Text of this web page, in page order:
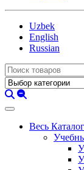
Uzbek
English
Russian
Весь Каталог